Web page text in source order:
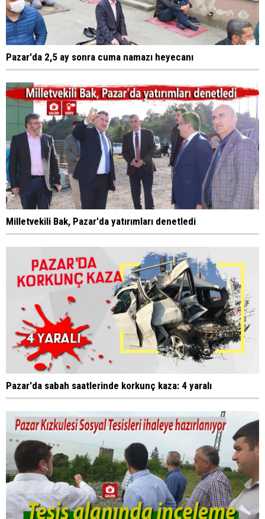
Pazar'da 2,5 ay sonra cuma namazı heyecanı
Milletvekili Bak, Pazar'da yatırımları denetledi
Pazar'da sabah saatlerinde korkunç kaza: 4 yaralı